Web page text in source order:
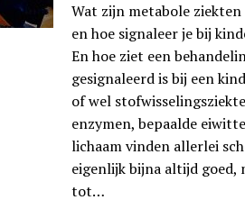
Wat zijn metabole
en hoe signaleer je bij
En hoe ziet een
gesignaleerd is bij een
of wel
enzymen, bepaalde
lichaam vinden allerlei
eigenlijk bijna altijd goed,
tot…